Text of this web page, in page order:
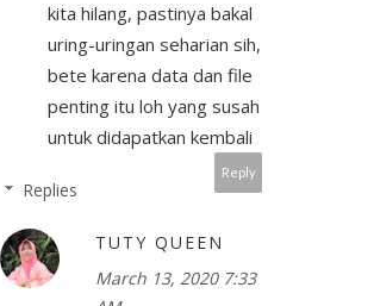
kita hilang, pastinya bakal
uring-uringan seharian sih,
bete karena data dan file
penting itu loh yang susah
untuk didapatkan kembali
Reply
Replies
TUTY QUEEN
March 13, 2020 7:33